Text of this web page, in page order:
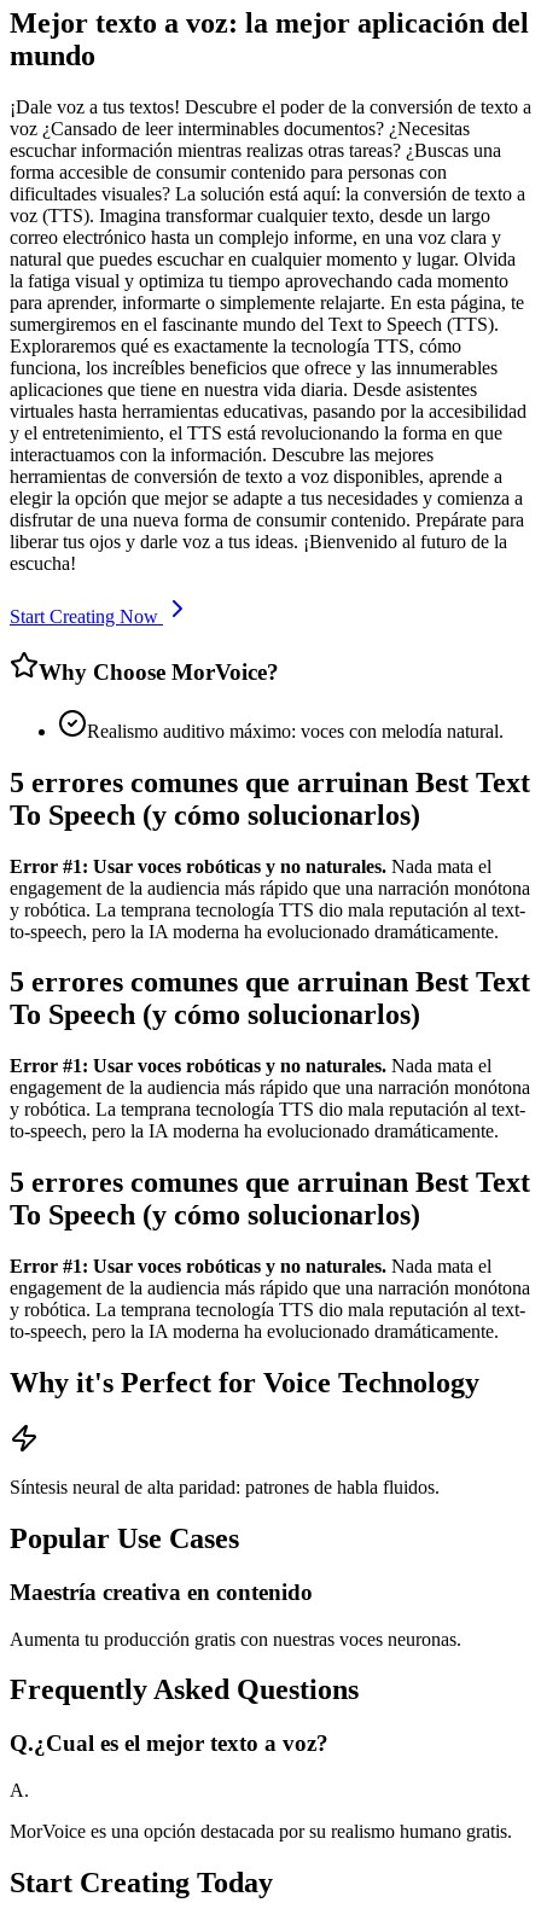
Mejor texto a voz: la mejor aplicación del
mundo
¡Dale voz a tus textos! Descubre el poder de la conversión de texto a
voz ¿Cansado de leer interminables documentos? ¿Necesitas
escuchar información mientras realizas otras tareas? ¿Buscas una
forma accesible de consumir contenido para personas con
dificultades visuales? La solución está aquí: la conversión de texto a
voz (TTS). Imagina transformar cualquier texto, desde un largo
correo electrónico hasta un complejo informe, en una voz clara y
natural que puedes escuchar en cualquier momento y lugar. Olvida
la fatiga visual y optimiza tu tiempo aprovechando cada momento
para aprender, informarte o simplemente relajarte. En esta página, te
sumergiremos en el fascinante mundo del Text to Speech (TTS).
Exploraremos qué es exactamente la tecnología TTS, cómo
funciona, los increíbles beneficios que ofrece y las innumerables
aplicaciones que tiene en nuestra vida diaria. Desde asistentes
virtuales hasta herramientas educativas, pasando por la accesibilidad
y el entretenimiento, el TTS está revolucionando la forma en que
interactuamos con la información. Descubre las mejores
herramientas de conversión de texto a voz disponibles, aprende a
elegir la opción que mejor se adapte a tus necesidades y comienza a
disfrutar de una nueva forma de consumir contenido. Prepárate para
liberar tus ojos y darle voz a tus ideas. ¡Bienvenido al futuro de la
escucha!
Start Creating Now
Why Choose MorVoice?
Realismo auditivo máximo: voces con melodía natural.
5 errores comunes que arruinan Best Text
To Speech (y cómo solucionarlos)
Error #1: Usar voces robóticas y no naturales. Nada mata el
engagement de la audiencia más rápido que una narración monótona
y robótica. La temprana tecnología TTS dio mala reputación al text-
to-speech, pero la IA moderna ha evolucionado dramáticamente.
5 errores comunes que arruinan Best Text
To Speech (y cómo solucionarlos)
Error #1: Usar voces robóticas y no naturales. Nada mata el
engagement de la audiencia más rápido que una narración monótona
y robótica. La temprana tecnología TTS dio mala reputación al text-
to-speech, pero la IA moderna ha evolucionado dramáticamente.
5 errores comunes que arruinan Best Text
To Speech (y cómo solucionarlos)
Error #1: Usar voces robóticas y no naturales. Nada mata el
engagement de la audiencia más rápido que una narración monótona
y robótica. La temprana tecnología TTS dio mala reputación al text-
to-speech, pero la IA moderna ha evolucionado dramáticamente.
Why it's Perfect for Voice Technology
Síntesis neural de alta paridad: patrones de habla fluidos.
Popular Use Cases
Maestría creativa en contenido
Aumenta tu producción gratis con nuestras voces neuronas.
Frequently Asked Questions
Q.¿Cual es el mejor texto a voz?
A.
MorVoice es una opción destacada por su realismo humano gratis.
Start Creating Today